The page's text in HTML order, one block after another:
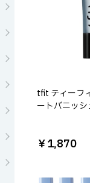
tfit ティーフ
ートバニッ
￥1,870